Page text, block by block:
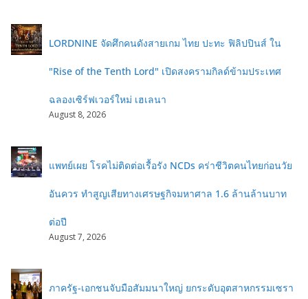
LORDNINE จัดศึกคนดังสายเกม ไทย ปะทะ ฟิลิปปินส์ ใน
"Rise of the Tenth Lord" เปิดสงครามกิลด์ข้ามประเทศ
ฉลองเซิร์ฟเวอร์ใหม่ เฮเลนา
August 8, 2026
แพทย์เผย โรคไม่ติดต่อเรื้อรัง NCDs คร่าชีวิตคนไทยก่อนวัย
อันควร ทำสูญเสียทางเศรษฐกิจมหาศาล 1.6 ล้านล้านบาท
ต่อปี
August 7, 2026
ภาครัฐ-เอกชนจับมือสัมมนาใหญ่ ยกระดับอุตสาหกรรมเซรา